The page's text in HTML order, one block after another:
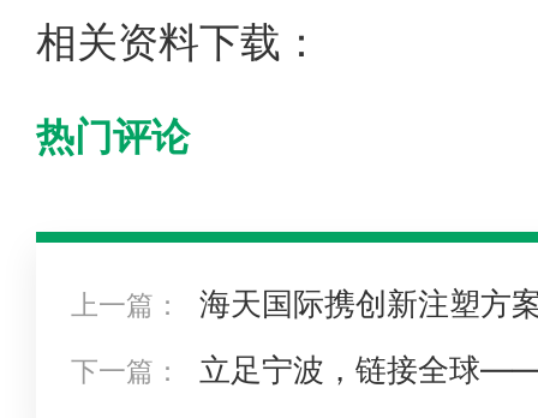
相关资料下载：
热门评论
上一篇：
海天国际携创新注塑方
盛宴！
下一篇：
立足宁波，链接全球